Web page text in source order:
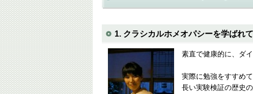
1. クラシカルホメオパシーを学ばれ
素直で健康的に、ダ
実際に勉強をすすめ
長い実験検証の歴史